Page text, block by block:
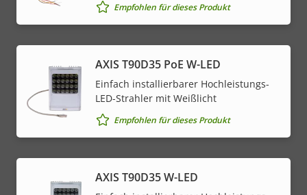
Empfohlen für dieses Produkt
AXIS T90D35 PoE W-LED
Einfach installierbarer Hochleistungs-
LED-Strahler mit Weißlicht
Empfohlen für dieses Produkt
AXIS T90D35 W-LED